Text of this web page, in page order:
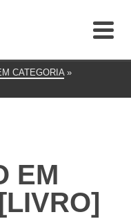
CATEGORIA »
EM